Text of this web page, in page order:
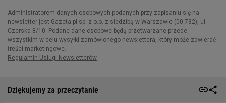
Dziękujemy za przeczytanie